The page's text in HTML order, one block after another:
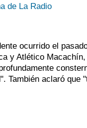
de La Radio
ocurrido el
y Atlético
También aclaró